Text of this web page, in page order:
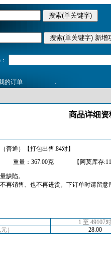
的订单 .
商品详细资
普通）【打包出售:84对】
重量：367.00克
【阿莫库存
缺陷。
再销售、也不再进货。下订单时请留意
1 至 49107对
）
28.00